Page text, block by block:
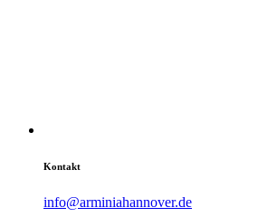
Kontakt
info@arminiahannover.de